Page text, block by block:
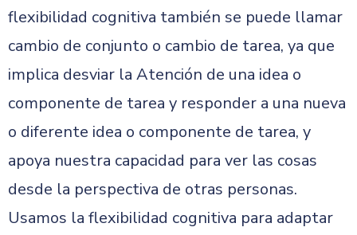
flexibilidad cognitiva también se puede llamar
cambio de conjunto o cambio de tarea, ya que
implica desviar la Atención de una idea o
componente de tarea y responder a una nueva
o diferente idea o componente de tarea, y
apoya nuestra capacidad para ver las cosas
desde la perspectiva de otras personas.
Usamos la flexibilidad cognitiva para adaptar